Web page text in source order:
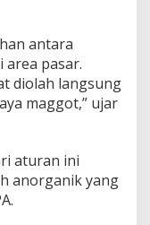
antara
pasar.
diolah langsung
maggot,” ujar
aturan ini
anorganik yang